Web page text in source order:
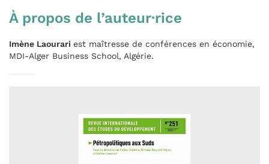
À propos de l’auteur·rice
Imène Laourari est maîtresse de conférences en économie,
MDI-Alger Business School, Algérie.